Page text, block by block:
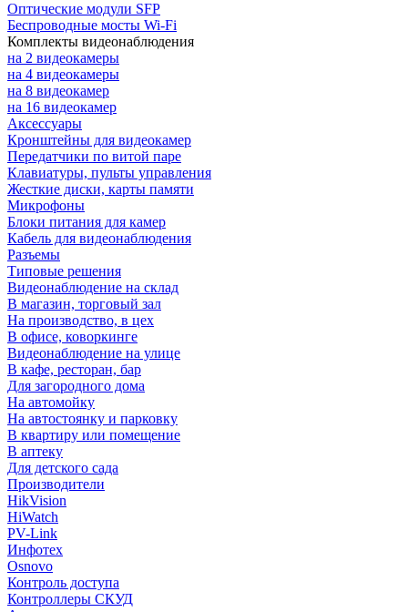
Оптические модули SFP
Беспроводные мосты Wi-Fi
Комплекты видеонаблюдения
на 2 видеокамеры
на 4 видеокамеры
на 8 видеокамер
на 16 видеокамер
Аксессуары
Кронштейны для видеокамер
Передатчики по витой паре
Клавиатуры, пульты управления
Жесткие диски, карты памяти
Микрофоны
Блоки питания для камер
Кабель для видеонаблюдения
Разъемы
Типовые решения
Видеонаблюдение на склад
В магазин, торговый зал
На производство, в цех
В офисе, коворкинге
Видеонаблюдение на улице
В кафе, ресторан, бар
Для загородного дома
На автомойку
На автостоянку и парковку
В квартиру или помещение
В аптеку
Для детского сада
Производители
HikVision
HiWatch
PV-Link
Инфотех
Osnovo
Контроль доступа
Контроллеры СКУД